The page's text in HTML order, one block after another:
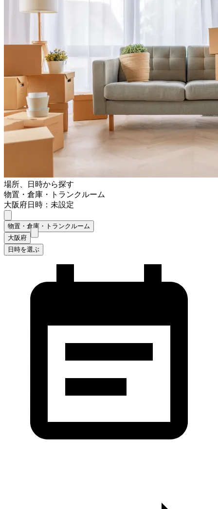
場所、日時から探す
物置・倉庫・トランクルーム
大阪府日時：未設定
物置・倉庫・トランクルーム
大阪府
日時を選ぶ